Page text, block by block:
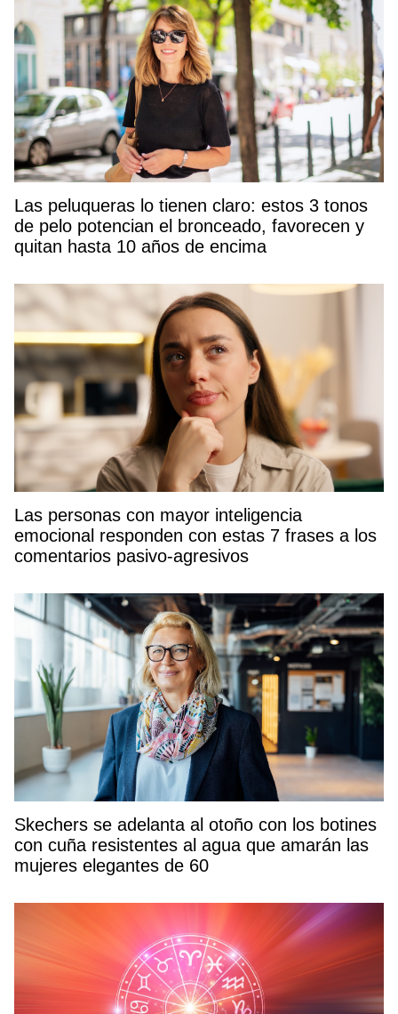
Las peluqueras lo tienen claro: estos 3 tonos
de pelo potencian el bronceado, favorecen y
quitan hasta 10 años de encima
Las personas con mayor inteligencia
emocional responden con estas 7 frases a los
comentarios pasivo-agresivos
Skechers se adelanta al otoño con los botines
con cuña resistentes al agua que amarán las
mujeres elegantes de 60